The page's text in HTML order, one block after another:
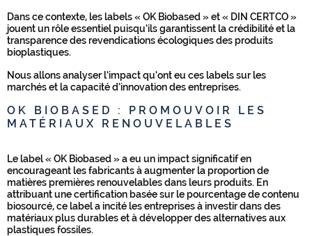
Dans ce contexte, les labels « OK Biobased » et « DIN CERTCO »
jouent un rôle essentiel puisqu’ils garantissent la crédibilité et la
transparence des revendications écologiques des produits
bioplastiques.
Nous allons analyser l’impact qu’ont eu ces labels sur les
marchés et la capacité d’innovation des entreprises.
OK BIOBASED : PROMOUVOIR LES
MATÉRIAUX RENOUVELABLES
Le label « OK Biobased » a eu un impact significatif en
encourageant les fabricants à augmenter la proportion de
matières premières renouvelables dans leurs produits. En
attribuant une certification basée sur le pourcentage de contenu
biosourcé, ce label a incité les entreprises à investir dans des
matériaux plus durables et à développer des alternatives aux
plastiques fossiles.